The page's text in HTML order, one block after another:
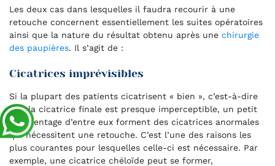
Les deux cas dans lesquelles il faudra recourir à une
retouche concernent essentiellement les suites opératoires
ainsi que la nature du résultat obtenu après une chirurgie
des paupières. Il s’agit de :
Cicatrices imprévisibles
Si la plupart des patients cicatrisent « bien », c’est-à-dire
que la cicatrice finale est presque imperceptible, un petit
pourcentage d’entre eux forment des cicatrices anormales
qui nécessitent une retouche. C’est l’une des raisons les
plus courantes pour lesquelles celle-ci est nécessaire. Par
exemple, une cicatrice chéloïde peut se former,